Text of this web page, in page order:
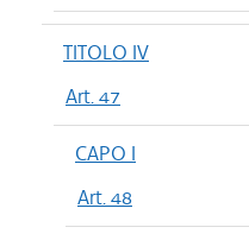
TITOLO IV
Art. 47
CAPO I
Art. 48